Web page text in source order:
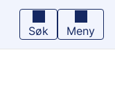
Søk Meny